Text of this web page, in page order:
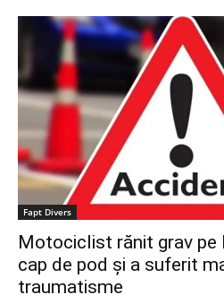
Fapt Divers
Motociclist rănit grav pe
cap de pod și a suferit
traumatisme